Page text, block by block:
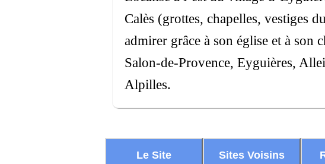
Calès (grottes, chapelles, vestiges
admirer grâce à son église et à son
Salon-de-Provence, Eyguières,
Alpilles.
Le Site Sites Voisins